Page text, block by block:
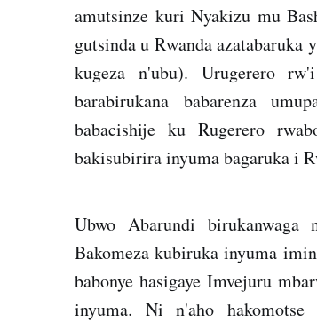
amutsinze kuri Nyakizu mu
gutsinda u Rwanda
kugeza n'ubu). Urugerero
barabirukana babarenza
babacishije ku Rugerero
bakisubirira inyuma bagaruka i
Ubwo Abarundi birukanwaga
Bakomeza kubiruka inyuma
babonye hasigaye Imvejuru
inyuma. Ni n'aho